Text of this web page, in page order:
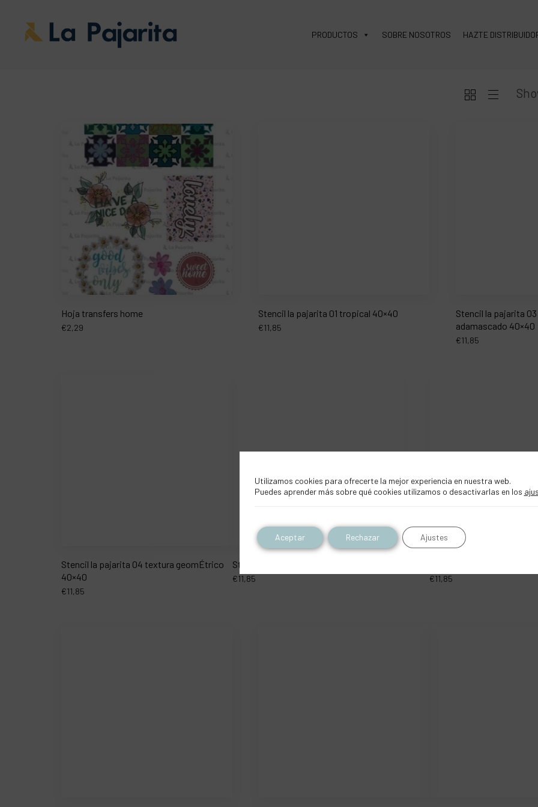
PRODUCTOS SOBRE NOSOTROS HAZTE
Hoja transfers home
€2,29
Stencil la pajarita 01 tropical 40×40
€11,85
Stencil la pajarita
adamascado 40×40
€11,85
Stencil la pajarita 04 textura geomÉtrico
40×40
€11,85
Stencil la pajarita 05 baldosa 40×40
€11,85
Stencil la pajarita 06
€11,85
Utilizamos cookies para ofrecerte la mejor experiencia en nuestra web.
Puedes aprender más sobre qué cookies utilizamos o desactivarlas en los
Aceptar Rechazar Ajustes